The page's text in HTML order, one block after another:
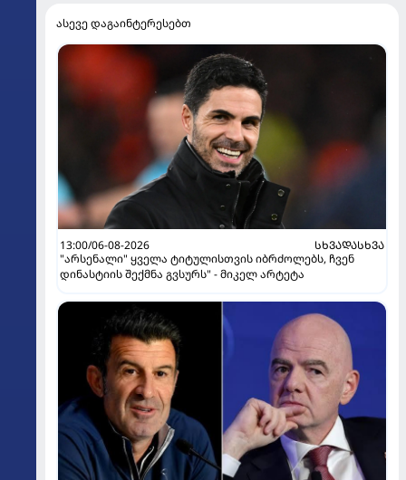
ასევე დაგაინტერესებთ
13:00/06-08-2026
ᲡᲮᲕᲐᲓᲐᲡᲮᲕᲐ
"არსენალი" ყველა ტიტულისთვის იბრძოლებს, ჩვენ
დინასტიის შექმნა გვსურს" - მიკელ არტეტა